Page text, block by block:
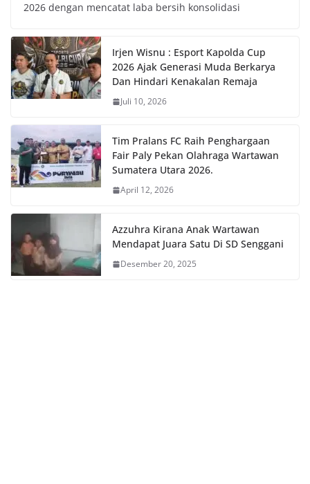
2026 dengan mencatat laba bersih konsolidasi
Irjen Wisnu : Esport Kapolda Cup
2026 Ajak Generasi Muda Berkarya
Dan Hindari Kenakalan Remaja
Juli 10, 2026
Tim Pralans FC Raih Penghargaan
Fair Paly Pekan Olahraga Wartawan
Sumatera Utara 2026.
April 12, 2026
Azzuhra Kirana Anak Wartawan
Mendapat Juara Satu Di SD Senggani
Desember 20, 2025